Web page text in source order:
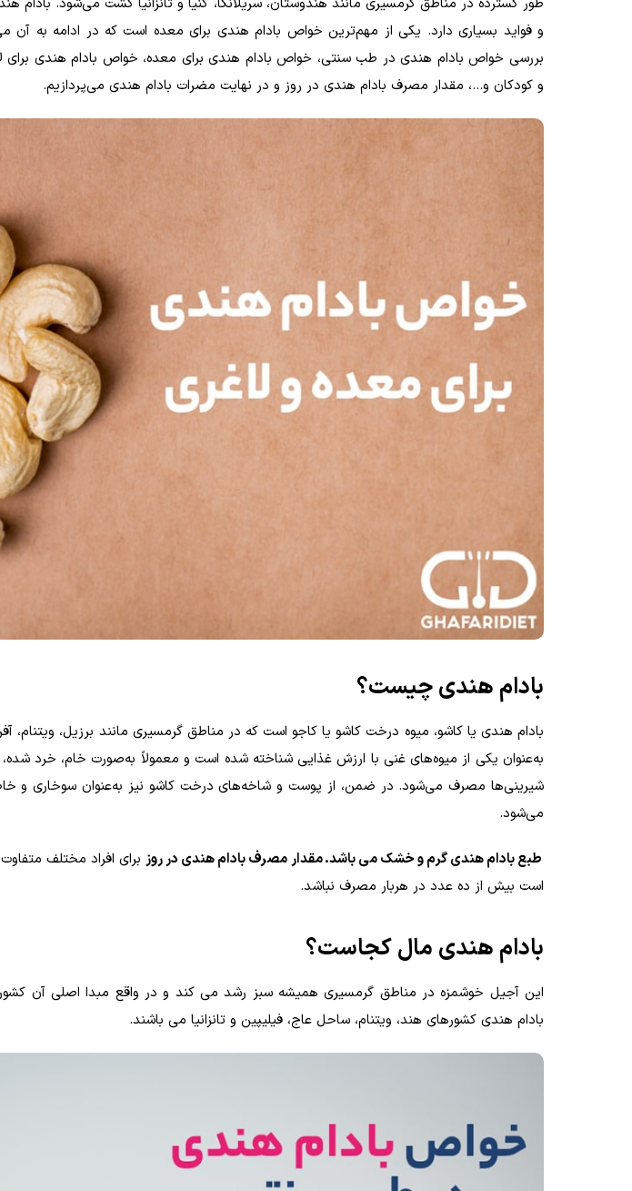
طور گسترده در مناطق گرمسیری مانند هندوستان، سریلانکا، کنیا و تانزانیا کشت می‌شود.
و فواید بسیاری دارد. یکی از مهم‌ترین خواص بادام هندی برای معده است که در ادامه به آن
بررسی خواص بادام هندی در طب سنتی، خواص بادام هندی برای معده، خواص بادام هندی برای
و کودکان و...، مقدار مصرف بادام هندی در روز و در نهایت مضرات بادام هندی می‌پردازیم.
بادام هندی چیست؟
بادام هندی یا کاشو، میوه درخت کاشو یا کاجو است که در مناطق گرمسیری مانند برزیل، ویتنام،
به‌عنوان یکی از میوه‌های غنی با ارزش غذایی شناخته شده است و معمولاً به‌صورت خام، خرد
شیرینی‌ها مصرف می‌شود. در ضمن، از پوست و شاخه‌های درخت کاشو نیز به‌عنوان سوخاری و
می‌شود.
طبع بادام هندی گرم و خشک می باشد. مقدار مصرف بادام هندی در روز برای افراد مختلف
است بیش از ده عدد در هربار مصرف نباشد.
بادام هندی مال کجاست؟
این آجیل خوشمزه در مناطق گرمسیری همیشه سبز رشد می کند و در واقع مبدا اصلی آن کشور
بادام هندی کشورهای هند، ویتنام، ساحل عاج، فیلیپین و تانزانیا می باشند.